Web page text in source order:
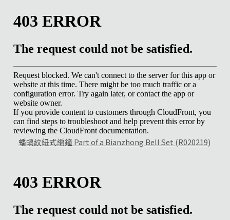
蟠螭紋紐式編鐘 Part of a Bianzhong Bell Set (R020219)